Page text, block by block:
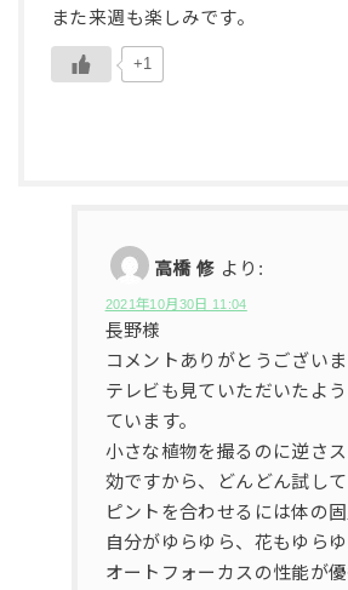
また来週も楽しみです。
+1
高橋 修 より:
2021年10月30日 11:04
長野様
コメントありがとうございま
テレビも見ていただいたよ
ています。
小さな植物を撮るのに逆さ
効ですから、どんどん試して
ピントを合わせるには体の固
自分がゆらゆら、花もゆら
オートフォーカスの性能が